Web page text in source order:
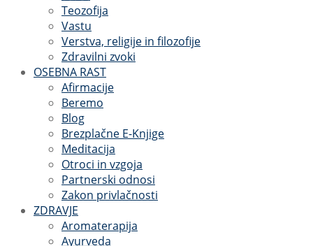
Teozofija
Vastu
Verstva, religije in filozofije
Zdravilni zvoki
OSEBNA RAST
Afirmacije
Beremo
Blog
Brezplačne E-Knjige
Meditacija
Otroci in vzgoja
Partnerski odnosi
Zakon privlačnosti
ZDRAVJE
Aromaterapija
Ayurveda